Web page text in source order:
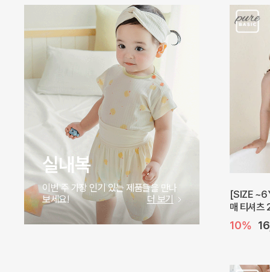
실내복
이번 주 가장 인기 있는 제품들을 만나
보세요!
더 보기
[SIZE
매 티셔츠
10%